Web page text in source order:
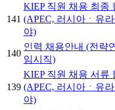
141
KIEP 직원 채용 최종
(APEC, 러시아ㆍ유
야)
140
인력 채용안내 (전략
임시직)
139
KIEP 직원 채용 서류
(APEC, 러시아ㆍ유
야)